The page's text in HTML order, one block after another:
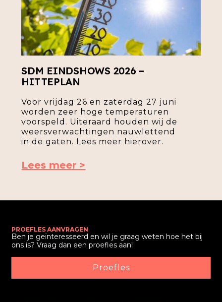
SDM EINDSHOWS 2026 –
HITTEPLAN
Voor vrijdag 26 en zaterdag 27 juni
worden zeer hoge temperaturen
voorspeld. Uiteraard houden wij de
weersverwachtingen nauwlettend
in de gaten. Lees meer hierover.
Lees meer >
PROEFLES AANVRAGEN
Ben je geïnteresseerd en wil je graag weten hoe het bij
ons is? Vraag dan een proefles aan!
Proefles